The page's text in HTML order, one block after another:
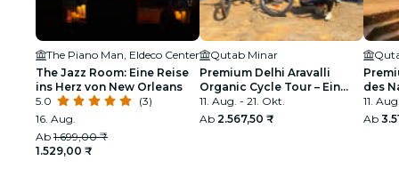
The Piano Man, Eldeco Center
The Jazz Room: Eine Reise
ins Herz von New Orleans
5.0
(3)
16. Aug.
Ab 1.699,00 ₹
1.529,00 ₹
Qutab Minar
Premium Delhi Aravalli
Organic Cycle Tour – Ein
Blick auf das reale und
ländliche Indien
11. Aug. - 21. Okt.
Ab 2.567,50 ₹
des
Das
11.
Ab